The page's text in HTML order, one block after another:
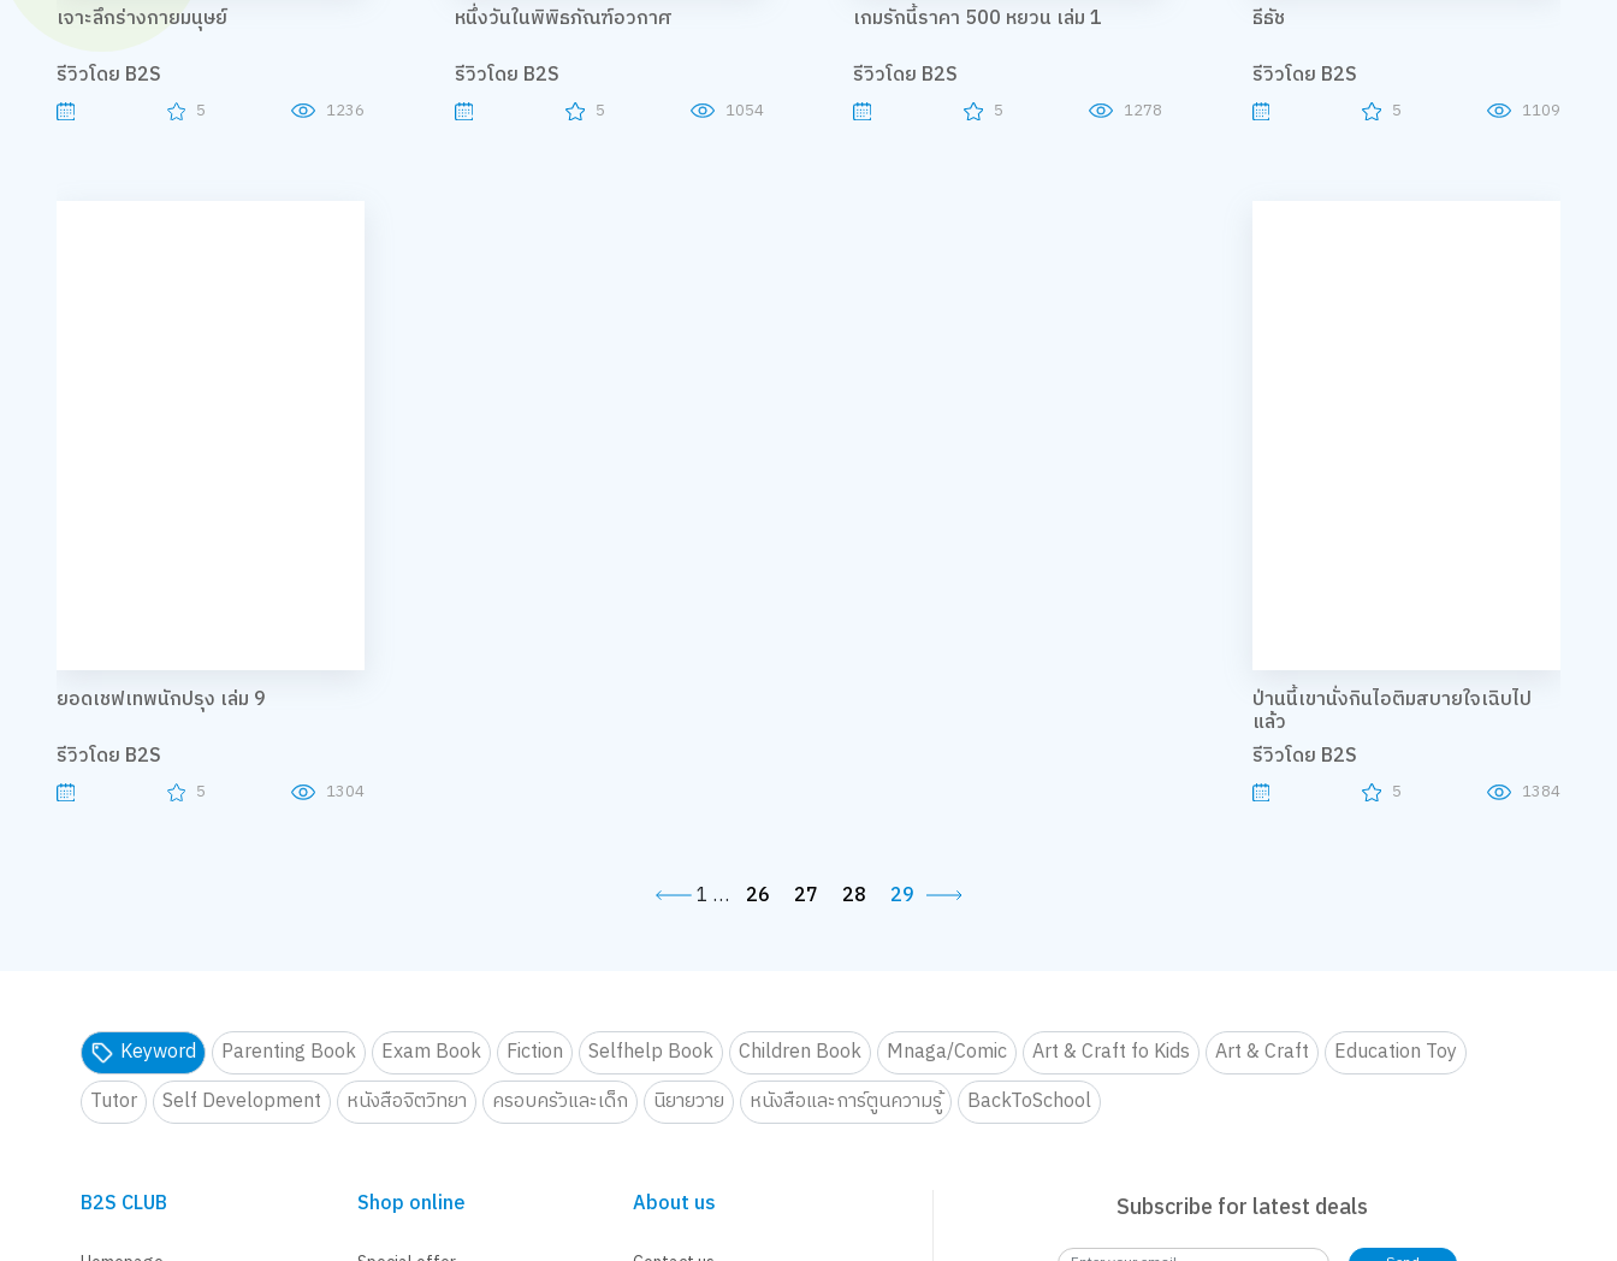
เจาะลึกร่างกายมนุษย์
รีวิวโดย B2S
5 1236
หนึ่งวันในพิพิธภัณฑ์อวกาศ
รีวิวโดย B2S
5 1054
เกมรักนี้ราคา 500 หยวน เล่ม 1
รีวิวโดย B2S
5 1278
ธีธัช
รีวิวโดย B2S
5 1109
ยอดเชฟเทพนักปรุง เล่ม 9
รีวิวโดย B2S
5 1304
ป่านนี้เขานั่งกินไอติมสบายใจเฉิบไป
แล้ว
รีวิวโดย B2S
5 1384
1 … 26 27 28 29
Keyword Parenting Book Exam Book Fiction Selfhelp Book Children Book Mnaga/Comic Art & Craft fo Kids Art & Craft
Education Toy
Tutor
Self Development หนังสือจิตวิทยา ครอบครัวและเด็ก นิยายวาย หนังสือและการ์ตูนความรู้ BackToSchool
B2S CLUB Shop online About us Subscribe for latest deals